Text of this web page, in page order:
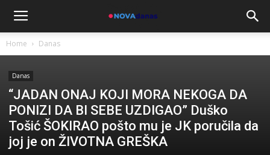
Home Danas
Danas
“JADAN ONAJ KOJI MORA NEKOGA DA
PONIZI DA BI SEBE UZDIGAO” Duško
Tošić ŠOKIRAO pošto mu je JK poručila da
joj je on ŽIVOTNA GREŠKA